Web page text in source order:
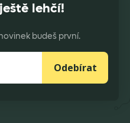
lehčí!
budeš první.
Odebírat